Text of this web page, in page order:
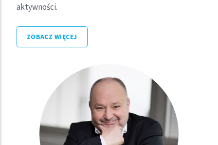
ZOBACZ WIĘCEJ
aktywności.
ZOBACZ WIĘCEJ